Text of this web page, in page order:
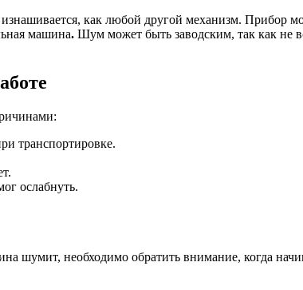
как любой другой механизм. Прибор
машина. Шум может быть заводским, так как не
транспортировке.
ослабнуть.
шумит, необходимо обратить внимание, когда